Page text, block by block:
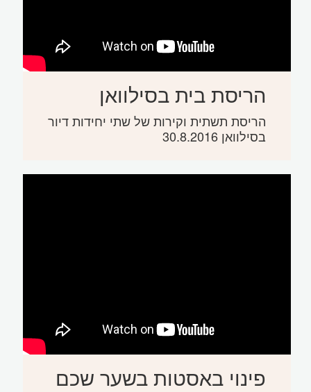
הריסת בית בסילוואן
הריסת תשתית וקירות של שתי יחידות דיור
בסילוואן 30.8.2016
פינוי באסטות בשער שכם